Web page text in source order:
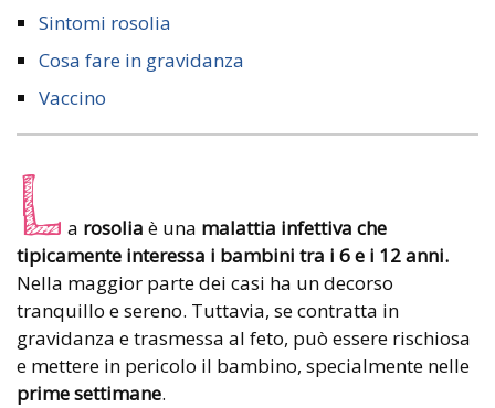
Sintomi rosolia
Cosa fare in gravidanza
Vaccino
L a rosolia è una malattia infettiva che
tipicamente interessa i bambini tra i 6 e i 12 anni.
Nella maggior parte dei casi ha un decorso
tranquillo e sereno. Tuttavia, se contratta in
gravidanza e trasmessa al feto, può essere rischiosa
e mettere in pericolo il bambino, specialmente nelle
prime settimane.